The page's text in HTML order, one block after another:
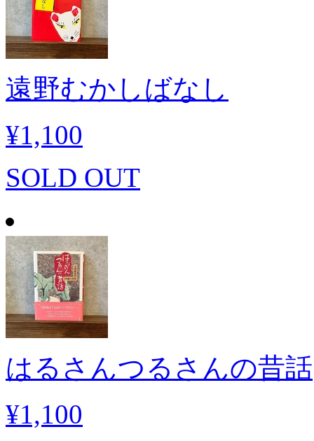
遠野むかしばなし
¥1,100
SOLD OUT
はるさんつるさんの昔話
¥1,100